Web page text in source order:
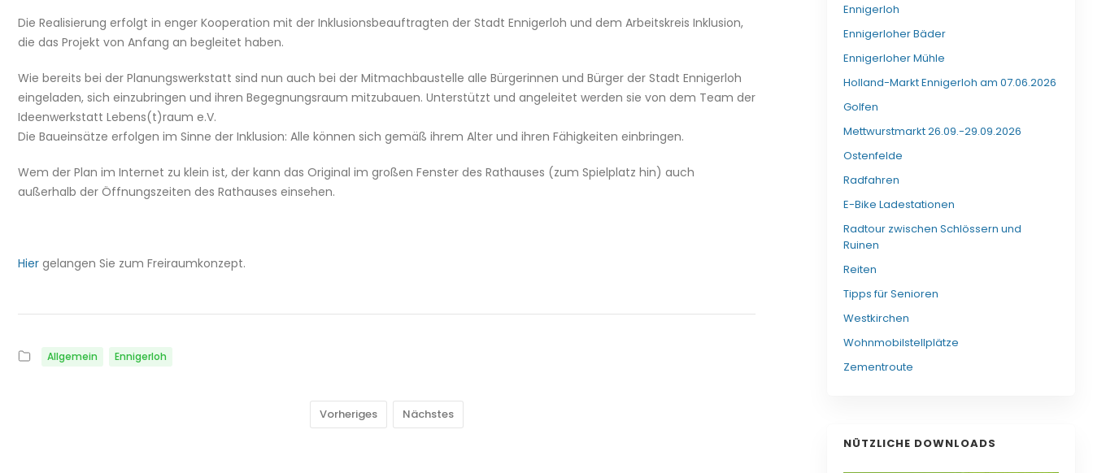
Die Realisierung erfolgt in enger Kooperation mit der Inklusionsbeauftragten der Stadt Ennigerloh und dem Arbeitskreis Inklusion,
die das Projekt von Anfang an begleitet haben.
Wie bereits bei der Planungswerkstatt sind nun auch bei der Mitmachbaustelle alle Bürgerinnen und Bürger der Stadt Ennigerloh
eingeladen, sich einzubringen und ihren Begegnungsraum mitzubauen. Unterstützt und angeleitet werden sie von dem Team der
Ideenwerkstatt Lebens(t)raum e.V.
Die Baueinsätze erfolgen im Sinne der Inklusion: Alle können sich gemäß ihrem Alter und ihren Fähigkeiten einbringen.
Wem der Plan im Internet zu klein ist, der kann das Original im großen Fenster des Rathauses (zum Spielplatz hin) auch
außerhalb der Öffnungszeiten des Rathauses einsehen.
Hier gelangen Sie zum Freiraumkonzept.
Allgemein Ennigerloh
Vorheriges Nächstes
Ennigerloh
Ennigerloher Bäder
Ennigerloher Mühle
Holland-Markt Ennigerloh am 07.06.2026
Golfen
Mettwurstmarkt 26.09.-29.09.2026
Ostenfelde
Radfahren
E-Bike Ladestationen
Radtour zwischen Schlössern und
Ruinen
Reiten
Tipps für Senioren
Westkirchen
Wohnmobilstellplätze
Zementroute
NÜTZLICHE DOWNLOADS